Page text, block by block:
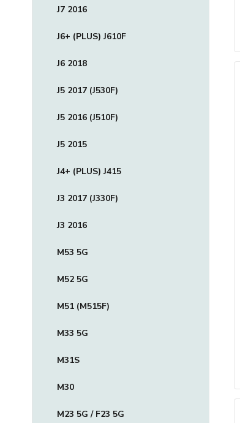
J7 2016
J6+ (PLUS) J610F
J6 2018
J5 2017 (J530F)
J5 2016 (J510F)
J5 2015
J4+ (PLUS) J415
J3 2017 (J330F)
J3 2016
M53 5G
M52 5G
M51 (M515F)
M33 5G
M31S
M30
M23 5G / F23 5G